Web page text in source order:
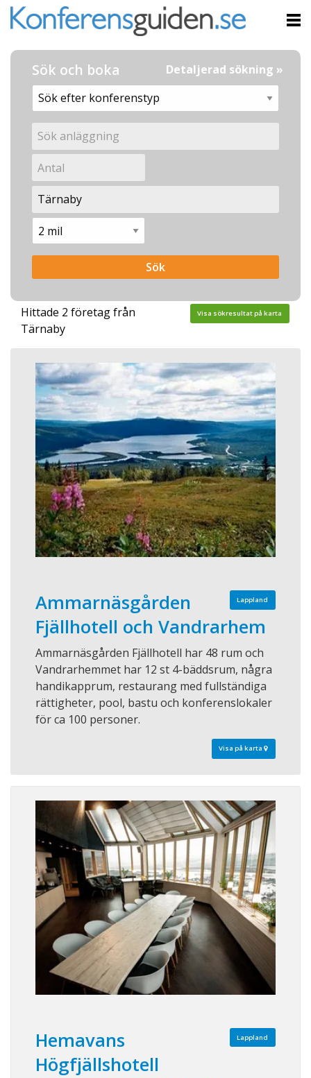
Sök och boka Detaljerad sökning »
Hittade 2 företag från
Tärnaby
Visa sökresultat på karta
Lappland
Ammarnäsgården
Fjällhotell och Vandrarhem
Ammarnäsgården Fjällhotell har 48 rum och
Vandrarhemmet har 12 st 4-bäddsrum, några
handikapprum, restaurang med fullständiga
rättigheter, pool, bastu och konferenslokaler
för ca 100 personer.
Visa på karta
Lappland
Hemavans
Högfjällshotell